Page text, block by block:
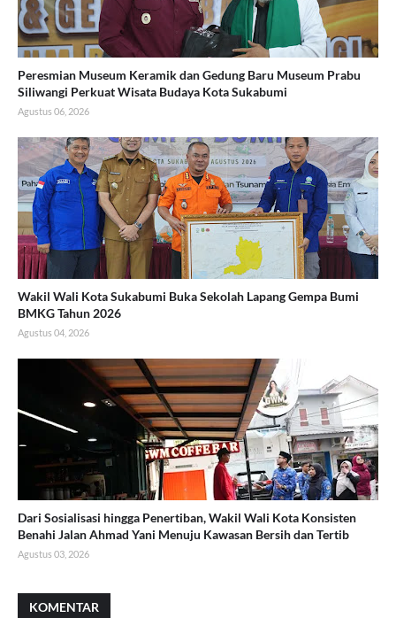
Peresmian Museum Keramik dan Gedung Baru Museum Prabu
Siliwangi Perkuat Wisata Budaya Kota Sukabumi
Agustus 06, 2026
Wakil Wali Kota Sukabumi Buka Sekolah Lapang Gempa Bumi
BMKG Tahun 2026
Agustus 04, 2026
Dari Sosialisasi hingga Penertiban, Wakil Wali Kota Konsisten
Benahi Jalan Ahmad Yani Menuju Kawasan Bersih dan Tertib
Agustus 03, 2026
KOMENTAR